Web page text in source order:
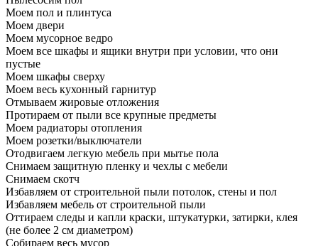
Моем пол и плинтуса
Моем двери
Моем мусорное ведро
Моем все шкафы и ящики внутри при условии, что они
пустые
Моем шкафы сверху
Моем весь кухонный гарнитур
Отмываем жировые отложения
Протираем от пыли все крупные предметы
Моем радиаторы отопления
Моем розетки/выключатели
Отодвигаем легкую мебель при мытье пола
Снимаем защитную пленку и чехлы с мебели
Снимаем скотч
Избавляем от строительной пыли потолок, стены и пол
Избавляем мебель от строительной пыли
Оттираем следы и капли краски, штукатурки, затирки, клея
(не более 2 см диаметром)
Собираем весь мусор